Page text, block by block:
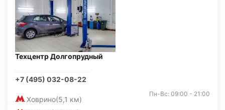
Техцентр Долгопрудный
+7 (495) 032-08-22
Ховрино(5,1 км)
Пн-Вс: 09:00 - 21:00